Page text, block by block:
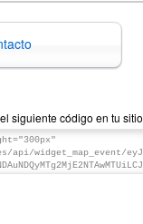
siguiente código en tu sitio